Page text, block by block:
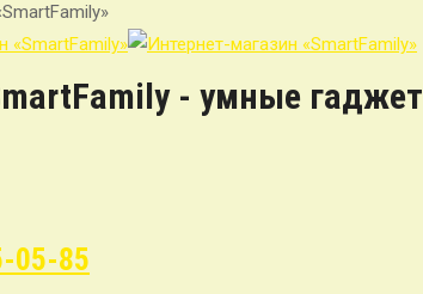
- умные
05-85